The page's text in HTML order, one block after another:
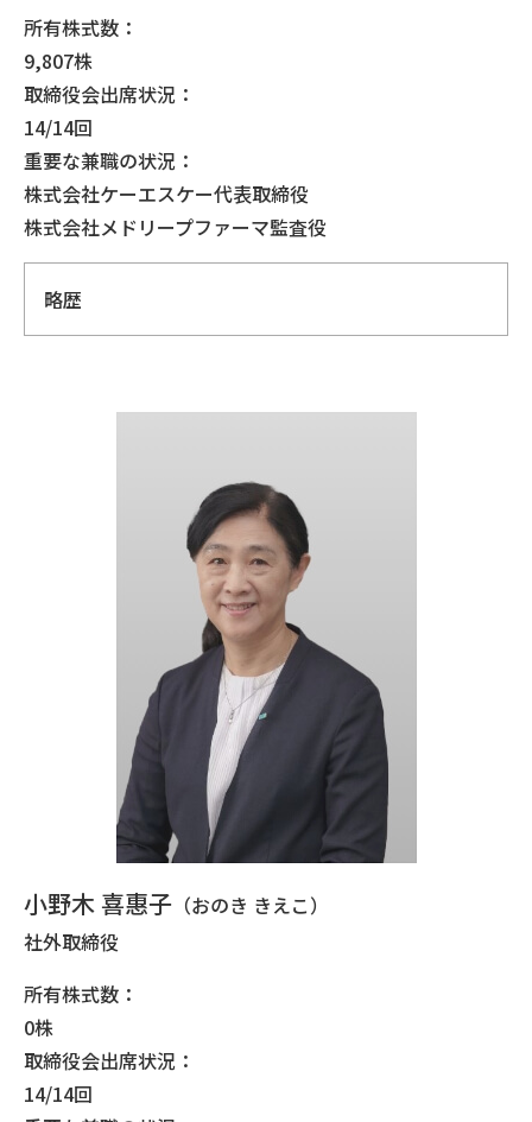
所有株式数：
9,807株
取締役会出席状況：
14/14回
重要な兼職の状況：
株式会社ケーエスケー代表取締役
株式会社メドリープファーマ監査役
略歴
小野木 喜惠子 （おのき きえこ）
社外取締役
所有株式数：
0株
取締役会出席状況：
14/14回